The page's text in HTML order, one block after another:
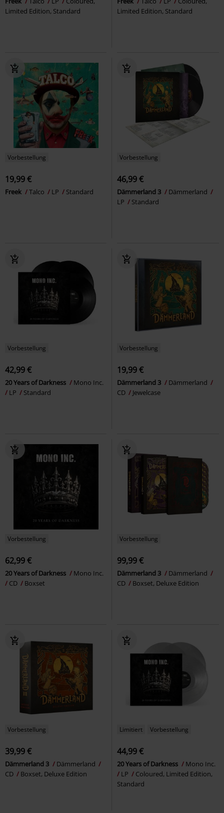
Limited Edition, Standard
Limited Edition, Standard
Vorbestellung
19,99 €
Freek Talco LP Standard
Vorbestellung
46,99 €
Dämmerland 3
Dämmerland
LP
Standard
Vorbestellung
42,99 €
20 Years of Darkness
Mono Inc.
LP
Standard
Vorbestellung
19,99 €
Dämmerland 3
Dämmerland
CD
Jewelcase
Vorbestellung
62,99 €
20 Years of Darkness
Mono Inc.
CD
Boxset
Vorbestellung
99,99 €
Dämmerland 3
Dämmerland
CD
Boxset, Deluxe Edition
Vorbestellung
39,99 €
Dämmerland 3
Dämmerland
CD
Boxset, Deluxe Edition
Limitiert Vorbestellung
44,99 €
20 Years of Darkness
Mono Inc.
LP
Coloured, Limited Edition,
Standard